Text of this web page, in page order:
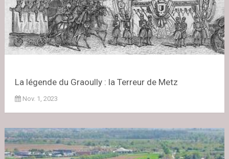
La légende du Graoully : la Terreur de Metz
Nov. 1, 2023